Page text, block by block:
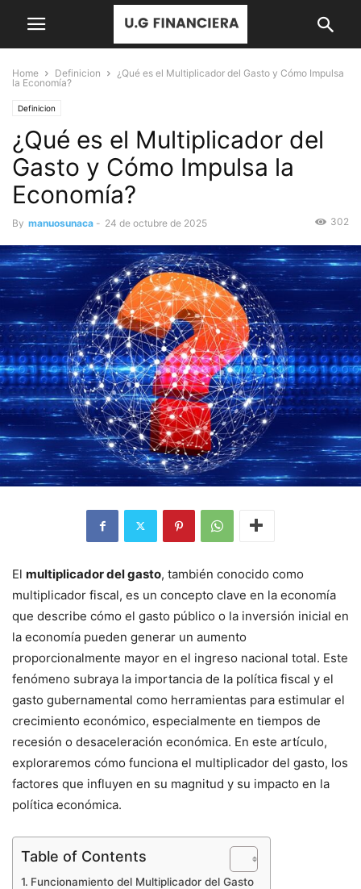
Home Definicion
¿Qué es el Multiplicador del Gasto y Cómo Impulsa
la Economía?
Definicion
¿Qué es el Multiplicador del
Gasto y Cómo Impulsa la
Economía?
By manuosunaca - 24 de octubre de 2025 302
El multiplicador del gasto, también conocido como
multiplicador fiscal, es un concepto clave en la economía
que describe cómo el gasto público o la inversión inicial en
la economía pueden generar un aumento
proporcionalmente mayor en el ingreso nacional total. Este
fenómeno subraya la importancia de la política fiscal y el
gasto gubernamental como herramientas para estimular el
crecimiento económico, especialmente en tiempos de
recesión o desaceleración económica. En este artículo,
exploraremos cómo funciona el multiplicador del gasto, los
factores que influyen en su magnitud y su impacto en la
política económica.
Table of Contents
Funcionamiento del Multiplicador del Gasto